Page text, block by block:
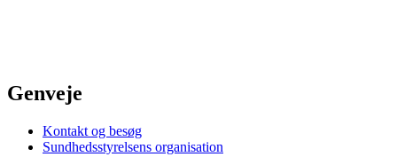
Genveje
Kontakt og besøg
Sundhedsstyrelsens organisation